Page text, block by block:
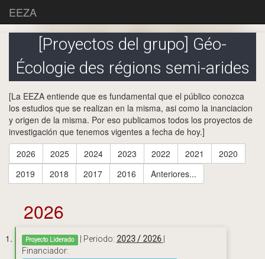
EEZA
[Proyectos del grupo] Géo-
Écologie des régions semi-arides
[La EEZA entiende que es fundamental que el público conozca
los estudios que se realizan en la misma, asi como la inanciacion
y origen de la misma. Por eso publicamos todos los proyectos de
investigación que tenemos vigentes a fecha de hoy.]
2026
2025 2024 2023 2022 2021
2020
2019
2018 2017 2016 Anteriores...
2026
Proyecto Liderado | Periodo: 2023 / 2026
Financiador: